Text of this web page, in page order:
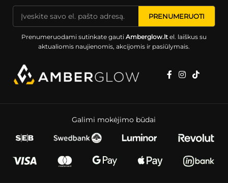
Prenumeruodami sutinkate gauti Amberglow.ltel. laiškus su
aktualiomis naujienomis, akcijomis ir pasiūlymais.
Galimi mokėjimo būdai